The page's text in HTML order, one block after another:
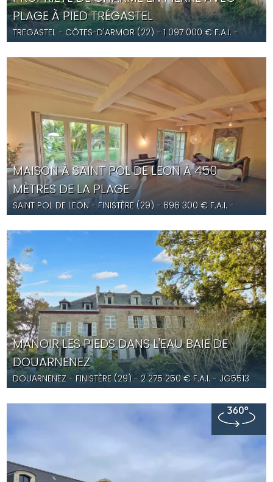
PLAGE À PIED TRÉGASTEL
TREGASTEL- CÔTES-D'ARMOR (22) -1 097 000 € F.A.I. -
YD5632
MAISON À SAINT POL DE LEON À 450
MÈTRES DE LA PLAGE
SAINT POL DE LEON- FINISTÈRE (29) - 696 300 € F.A.I. -
CC4566
MANOIR LES PIEDS DANS L'EAU BAIE DE
DOUARNENEZ
DOUARNENEZ - FINISTÈRE (29) - 2 275 250 € F.A.I. - JG5513